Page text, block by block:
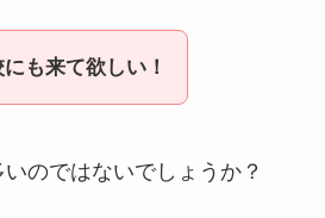
も来て欲しい！
のではないでしょうか？